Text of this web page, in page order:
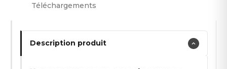
Téléchargements
Description produit